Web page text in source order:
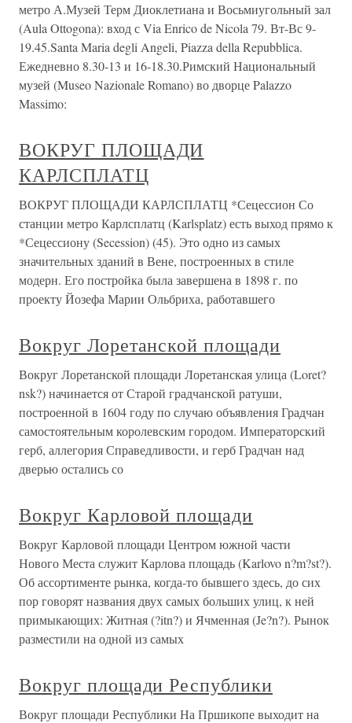
метро А.Музей Терм Диоклетиана и Восьмиугольный зал
(Aula Ottogona): вход с Via Enrico de Nicola 79. Вт-Вс 9-
19.45.Santa Maria degli Angeli, Piazza della Repubblica.
Ежедневно 8.30-13 и 16-18.30.Римский Национальный
музей (Museo Nazionale Romano) во дворце Palazzo
Massimo:
ВОКРУГ ПЛОЩАДИ
КАРЛСПЛАТЦ
ВОКРУГ ПЛОЩАДИ КАРЛСПЛАТЦ *Сецессион Со
станции метро Карлсплатц (Karlsplatz) есть выход прямо к
*Сецессиону (Secession) (45). Это одно из самых
значительных зданий в Вене, построенных в стиле
модерн. Его постройка была завершена в 1898 г. по
проекту Йозефа Марии Ольбриха, работавшего
Вокруг Лоретанской площади
Вокруг Лоретанской площади Лоретанская улица (Loret?
nsk?) начинается от Старой градчанской ратуши,
построенной в 1604 году по случаю объявления Градчан
самостоятельным королевским городом. Императорский
герб, аллегория Справедливости, и герб Градчан над
дверью остались со
Вокруг Карловой площади
Вокруг Карловой площади Центром южной части
Нового Места служит Карлова площадь (Karlovo n?m?st?).
Об ассортименте рынка, когда-то бывшего здесь, до сих
пор говорят названия двух самых больших улиц, к ней
примыкающих: Житная (?itn?) и Ячменная (Je?n?). Рынок
разместили на одной из самых
Вокруг площади Республики
Вокруг площади Республики На Пршикопе выходит на